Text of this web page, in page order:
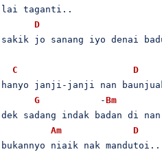
lai taganti..
D
sakik jo sanang iyo denai
C
D
hanyo janji-janji nan
G
           -
Bm
dek sadang indak badan di
Am
D
bukannyo niaik nak mandutoi..